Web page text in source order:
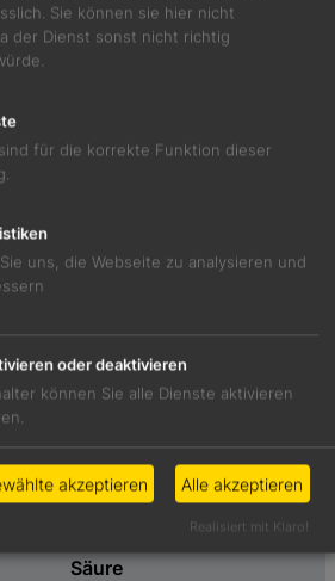
süß mit Aromen von
Avocado-Wasabidip
6,50 €
Restzucker
Säure
Sie können sie hier nicht
der Dienst sonst nicht richtig
für die korrekte Funktion dieser
uns, die Webseite zu analysieren und
oder deaktivieren
können Sie alle Dienste aktivieren
akzeptieren Alle akzeptieren
Realisiert mit Klaro!